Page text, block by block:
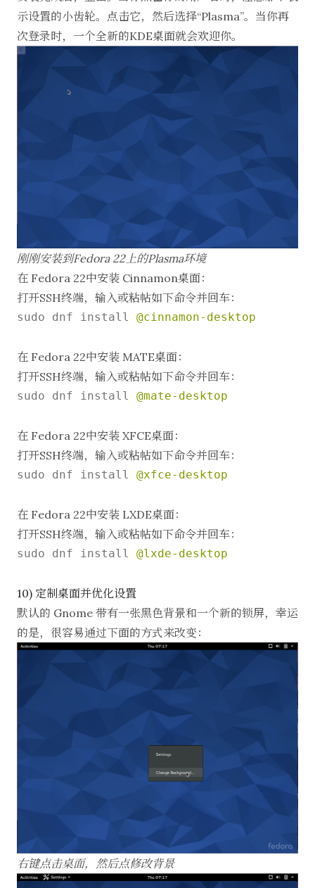
示设置的小齿轮。点击它，然后选择“Plasma”。当你再
次登录时，一个全新的KDE桌面就会欢迎你。
刚刚安装到Fedora 22上的Plasma环境
在 Fedora 22中安装 Cinnamon桌面：
打开SSH终端，输入或粘帖如下命令并回车：
sudo dnf install @cinnamon-desktop
在 Fedora 22中安装 MATE桌面：
打开SSH终端，输入或粘帖如下命令并回车：
sudo dnf install @mate-desktop
在 Fedora 22中安装 XFCE桌面：
打开SSH终端，输入或粘帖如下命令并回车：
sudo dnf install @xfce-desktop
在 Fedora 22中安装 LXDE桌面：
打开SSH终端，输入或粘帖如下命令并回车：
sudo dnf install @lxde-desktop
10) 定制桌面并优化设置
默认的 Gnome 带有一张黑色背景和一个新的锁屏，幸运
的是，很容易通过下面的方式来改变：
右键点击桌面，然后点修改背景